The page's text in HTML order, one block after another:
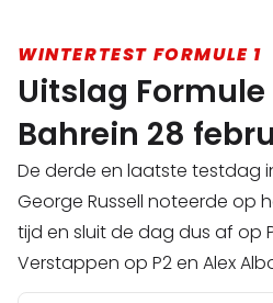
WINTERTEST FORMULE 1
Uitslag
Bahrein 28
De derde en laatste testdag
George Russell noteerde op
tijd en sluit de dag dus af op
Verstappen op P2 en Alex